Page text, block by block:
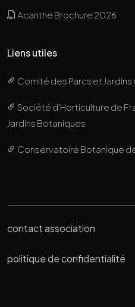
Acanthe Brochure 2026
Liens utiles
Comité des Parcs et Jardins
Société d’Horticulture de
Jardins Botaniques
Conservatoire Botanique
contact association
politique de confidentialité